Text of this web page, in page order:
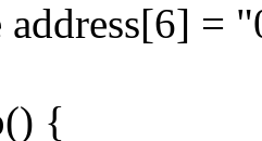
address[6] =
{